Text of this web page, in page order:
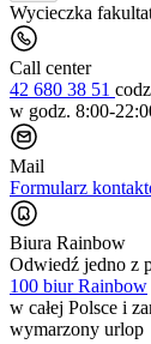
Wycieczka
Call center
42 680 38 51
w godz. 8:00-
Mail
Formularz
Biura Rainbow
Odwiedź jedno z
100 biur Rainbow
w całej Polsce i
wymarzony urlop